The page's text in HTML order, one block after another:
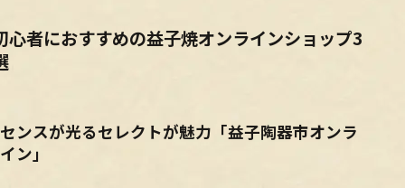
心者におすすめの益子焼オンラインショップ3
センスが光るセレクトが魅力「益子陶器市オンラ
イン」